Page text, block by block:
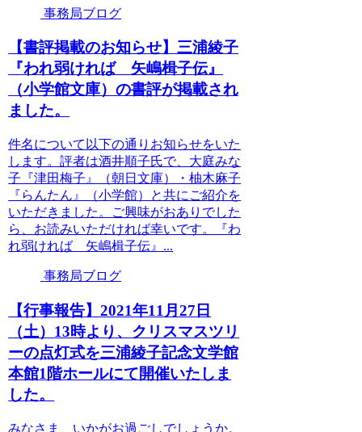
事務局ブログ
【書評掲載のお知らせ】三浦綾子
『われ弱ければ 矢嶋楫子伝』
（小学館文庫）の書評が掲載され
ました。
件名について以下の通りお知らせをいた
します。評者は酒井順子氏で、大庭みな
子『津田梅子』（朝日文庫）・柚木麻子
『らんたん』（小学館）と共にご紹介を
いただきました。ご興味がおありでした
ら、お読みいただければ幸いです。『わ
れ弱ければ 矢嶋楫子伝』...
事務局ブログ
【行事報告】2021年11月27日
（土）13時より、クリスマスツリ
ーの点灯式を三浦綾子記念文学館
本館1階ホールにて開催いたしま
した。
みなさま、いかがお過ごしでしょうか。